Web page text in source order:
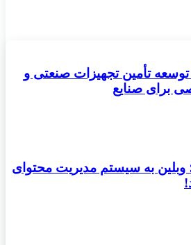
تأمین تجهیزات صنعتی و
برای صنایع
وبلین به سیستم مدیریت محتوای